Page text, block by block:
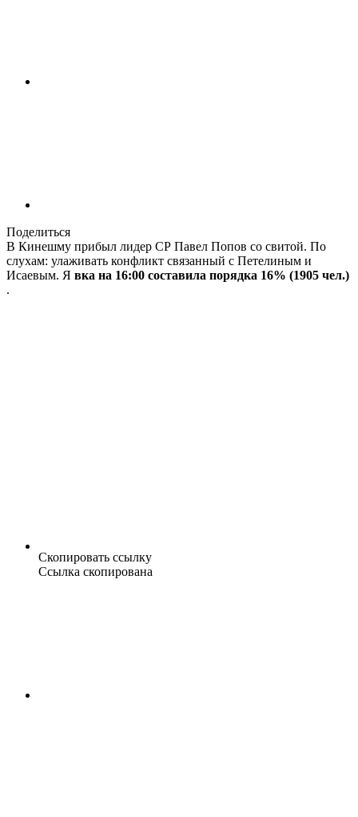
Поделиться
В Кинешму прибыл лидер СР Павел Попов со свитой. По
слухам: улаживать конфликт связанный с Петелиным и
Исаевым. Я вка на 16:00 составила порядка 16% (1905 чел.)
.
Скопировать ссылку
Ссылка скопирована